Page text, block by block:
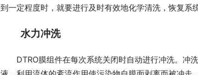
到一定程度时，就要进行及时有效地化学清洗，恢复系
水力冲洗
DTRO膜组件在每次系统关闭时自动进行冲洗。